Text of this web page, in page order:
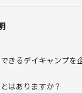
きるデイキャンプを
はありますか？